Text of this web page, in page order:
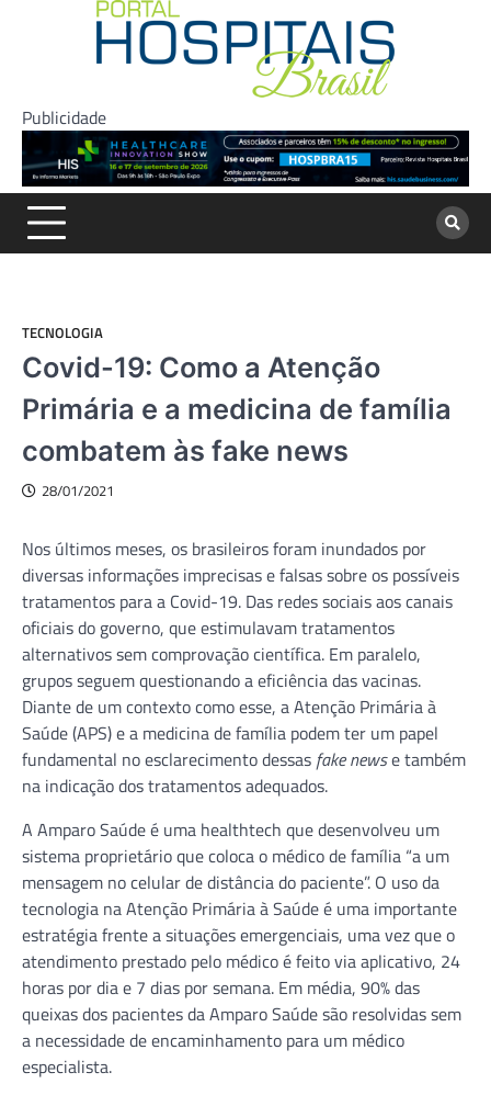
Publicidade
TECNOLOGIA
Covid-19: Como a Atenção
Primária e a medicina de família
combatem às fake news
28/01/2021
Nos últimos meses, os brasileiros foram inundados por
diversas informações imprecisas e falsas sobre os possíveis
tratamentos para a Covid-19. Das redes sociais aos canais
oficiais do governo, que estimulavam tratamentos
alternativos sem comprovação científica. Em paralelo,
grupos seguem questionando a eficiência das vacinas.
Diante de um contexto como esse, a Atenção Primária à
Saúde (APS) e a medicina de família podem ter um papel
fundamental no esclarecimento dessas fake newse também
na indicação dos tratamentos adequados.
A Amparo Saúde é uma healthtech que desenvolveu um
sistema proprietário que coloca o médico de família “a um
mensagem no celular de distância do paciente”. O uso da
tecnologia na Atenção Primária à Saúde é uma importante
estratégia frente a situações emergenciais, uma vez que o
atendimento prestado pelo médico é feito via aplicativo, 24
horas por dia e 7 dias por semana. Em média, 90% das
queixas dos pacientes da Amparo Saúde são resolvidas sem
a necessidade de encaminhamento para um médico
especialista.